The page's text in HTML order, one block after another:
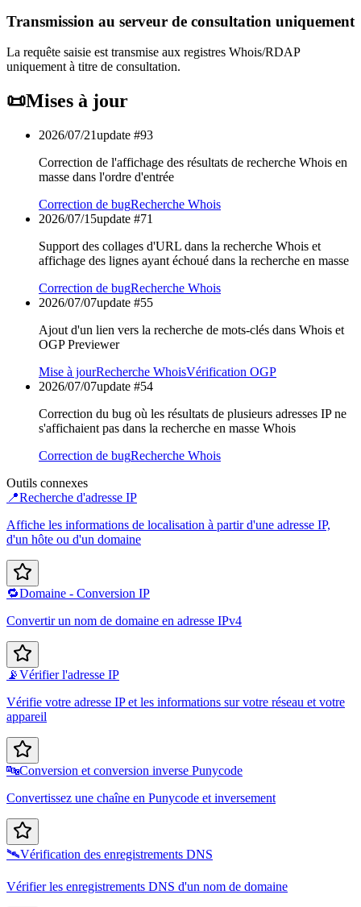
Transmission au serveur de consultation uniquement
La requête saisie est transmise aux registres Whois/RDAP
uniquement à titre de consultation.
📜Mises à jour
2026/07/21update #93
Correction de l'affichage des résultats de recherche Whois en
masse dans l'ordre d'entrée
Correction de bugRecherche Whois
2026/07/15update #71
Support des collages d'URL dans la recherche Whois et
affichage des lignes ayant échoué dans la recherche en masse
Correction de bugRecherche Whois
2026/07/07update #55
Ajout d'un lien vers la recherche de mots-clés dans Whois et
OGP Previewer
Mise à jourRecherche WhoisVérification OGP
2026/07/07update #54
Correction du bug où les résultats de plusieurs adresses IP ne
s'affichaient pas dans la recherche en masse Whois
Correction de bugRecherche Whois
Outils connexes
📍Recherche d'adresse IP
Affiche les informations de localisation à partir d'une adresse IP,
d'un hôte ou d'un domaine
🔁Domaine - Conversion IP
Convertir un nom de domaine en adresse IPv4
📡Vérifier l'adresse IP
Vérifie votre adresse IP et les informations sur votre réseau et votre
appareil
🔤Conversion et conversion inverse Punycode
Convertissez une chaîne en Punycode et inversement
🛰️Vérification des enregistrements DNS
Vérifier les enregistrements DNS d'un nom de domaine